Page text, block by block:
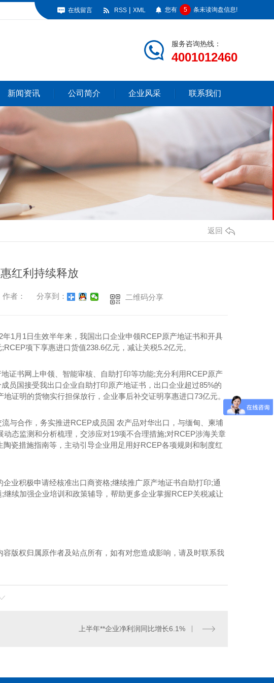
在线留言 RSS | XML 您有 5 条未读询盘信息!
服务咨询热线：
4001012460
新闻资讯 公司简介 企业风采 联系我们
返回
河南冷库安装
红利持续释放
者： 分享到： 二维码分享
1月1日生效半年来，我国出口企业申领RCEP原产地证书和开具
项下享惠进口货值238.6亿元，减让关税5.2亿元。
证书网上申领、智能审核、自助打印等功能;充分利用RCEP原产
员国接受我出口企业自助打印原产地证书，出口企业超过85%的
证明的货物实行担保放行，企业事后补交证明享惠进口73亿元。
与合作，务实推进RCEP成员国 农产品对华出口，与缅甸、柬埔
态监测和分析梳理，交涉应对19项不合理措施;对RCEP涉海关章
瓷措施指南等，主动引导企业用足用好RCEP各项规则和制度红
业积极申请经核准出口商资格;继续推广原产地证书自助打印;通
续加强企业培训和政策辅导，帮助更多企业掌握RCEP关税减让
版权归属原作者及站点所有，如有对您造成影响，请及时联系我
上半年**企业净利润同比增长6.1%